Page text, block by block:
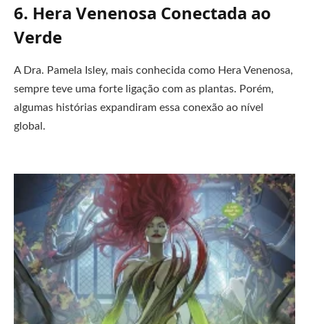
6. Hera Venenosa Conectada ao
Verde
A Dra. Pamela Isley, mais conhecida como Hera Venenosa,
sempre teve uma forte ligação com as plantas. Porém,
algumas histórias expandiram essa conexão ao nível
global.